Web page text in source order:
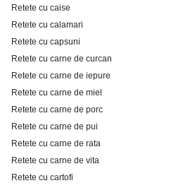
Retete cu caise
Retete cu calamari
Retete cu capsuni
Retete cu carne de curcan
Retete cu carne de iepure
Retete cu carne de miel
Retete cu carne de porc
Retete cu carne de pui
Retete cu carne de rata
Retete cu carne de vita
Retete cu cartofi